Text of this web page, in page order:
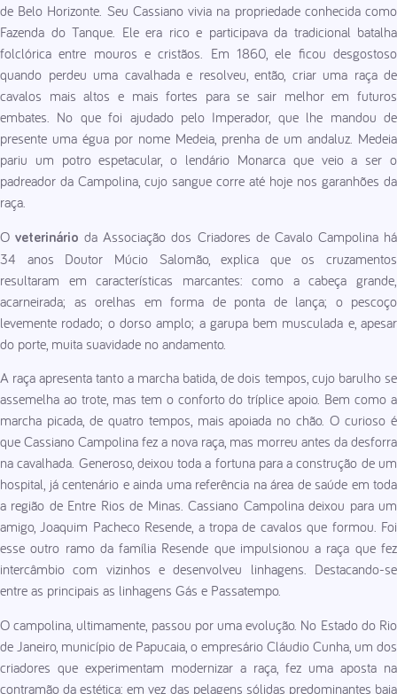
de Belo Horizonte. Seu Cassiano vivia na propriedade conhecida como
Fazenda do Tanque. Ele era rico e participava da tradicional batalha
folclórica entre mouros e cristãos. Em 1860, ele ficou desgostoso
quando perdeu uma cavalhada e resolveu, então, criar uma raça de
cavalos mais altos e mais fortes para se sair melhor em futuros
embates. No que foi ajudado pelo Imperador, que lhe mandou de
presente uma égua por nome Medeia, prenha de um andaluz. Medeia
pariu um potro espetacular, o lendário Monarca que veio a ser o
padreador da Campolina, cujo sangue corre até hoje nos garanhões da
raça.
O veterinário da Associação dos Criadores de Cavalo Campolina há
34 anos Doutor Múcio Salomão, explica que os cruzamentos
resultaram em características marcantes: como a cabeça grande,
acarneirada; as orelhas em forma de ponta de lança; o pescoço
levemente rodado; o dorso amplo; a garupa bem musculada e, apesar
do porte, muita suavidade no andamento.
A raça apresenta tanto a marcha batida, de dois tempos, cujo barulho se
assemelha ao trote, mas tem o conforto do tríplice apoio. Bem como a
marcha picada, de quatro tempos, mais apoiada no chão. O curioso é
que Cassiano Campolina fez a nova raça, mas morreu antes da desforra
na cavalhada. Generoso, deixou toda a fortuna para a construção de um
hospital, já centenário e ainda uma referência na área de saúde em toda
a região de Entre Rios de Minas. Cassiano Campolina deixou para um
amigo, Joaquim Pacheco Resende, a tropa de cavalos que formou. Foi
esse outro ramo da família Resende que impulsionou a raça que fez
intercâmbio com vizinhos e desenvolveu linhagens. Destacando-se
entre as principais as linhagens Gás e Passatempo.
O campolina, ultimamente, passou por uma evolução. No Estado do Rio
de Janeiro, município de Papucaia, o empresário Cláudio Cunha, um dos
criadores que experimentam modernizar a raça, fez uma aposta na
contramão da estética: em vez das pelagens sólidas predominantes baia